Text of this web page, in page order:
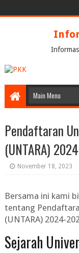
Pendaftaran
(UNTARA)
November 18, 2023
Bersama ini kami
tentang
(UNTARA) 2024-
Sejarah